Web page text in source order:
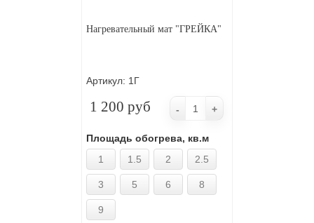
Нагревательный мат "ГРЕЙКА"
Артикул: 1Г
1 200 руб
Площадь обогрева, кв.м
1
1.5 2 2.5
3 5 6 8
9
- +